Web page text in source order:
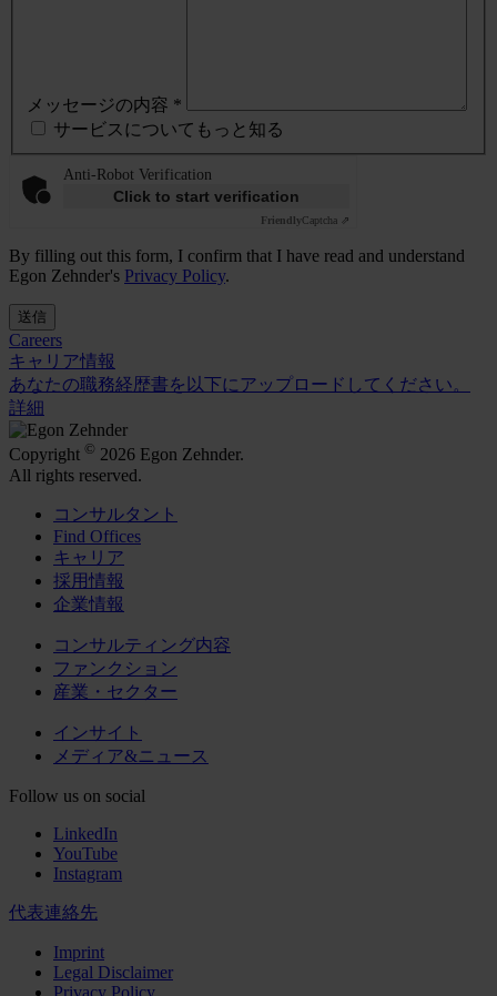
メッセージの内容 *
サービスについてもっと知る
Anti-Robot Verification
Click to start verification
FriendlyCaptcha ⇗
By filling out this form, I confirm that I have read and understand
Egon Zehnder's Privacy Policy.
送信
Careers
キャリア情報
あなたの職務経歴書を以下にアップロードしてください。
詳細
Copyright © 2026 Egon Zehnder.
All rights reserved.
コンサルタント
Find Offices
キャリア
採用情報
企業情報
コンサルティング内容
ファンクション
産業・セクター
インサイト
メディア&ニュース
Follow us on social
LinkedIn
YouTube
Instagram
代表連絡先
Imprint
Legal Disclaimer
Privacy Policy